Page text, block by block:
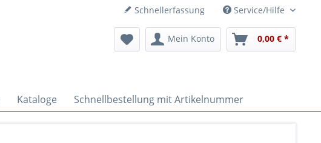
Schnellerfassung Service/Hilfe
Mein Konto 0,00 € *
Kataloge Schnellbestellung mit Artikelnummer